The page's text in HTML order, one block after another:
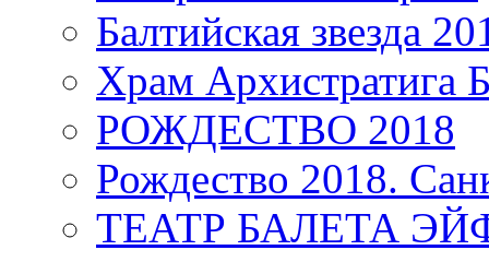
Балтийская звезда
Храм
РОЖДЕСТВО 2018
Рождество 2018.
ТЕАТР БАЛЕТА